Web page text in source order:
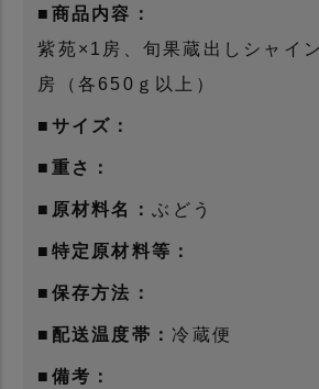
■商品内容：
紫苑×1房、旬果蔵出しシャイ
房（各650ｇ以上）
■サイズ：
■重さ：
■原材料名： ぶどう
■特定原材料等：
■保存方法：
■配送温度帯： 冷蔵便
■備考：